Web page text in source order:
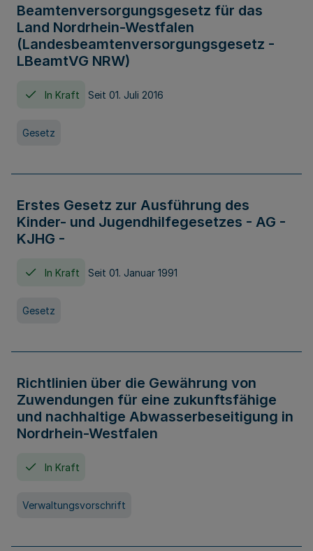
Beamtenversorgungsgesetz für das
Land Nordrhein-Westfalen
(Landesbeamtenversorgungsgesetz -
LBeamtVG NRW)
In Kraft Seit 01. Juli 2016
Gesetz
Erstes Gesetz zur Ausführung des
Kinder- und Jugendhilfegesetzes - AG -
KJHG -
In Kraft Seit 01. Januar 1991
Gesetz
Richtlinien über die Gewährung von
Zuwendungen für eine zukunftsfähige
und nachhaltige Abwasserbeseitigung in
Nordrhein-Westfalen
In Kraft
Verwaltungsvorschrift